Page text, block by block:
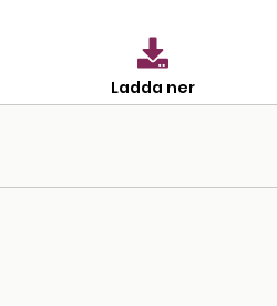
Ladda ner